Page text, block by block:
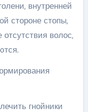
внутренней
стороне стопы,
волос,
гнойники